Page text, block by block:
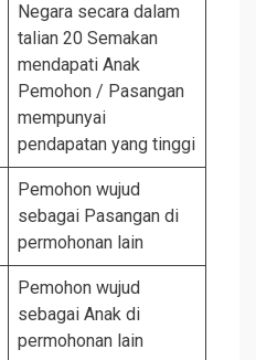
Negara secara dalam
talian 20 Semakan
mendapati Anak
Pemohon / Pasangan
mempunyai
pendapatan yang tinggi
Pemohon wujud
sebagai Pasangan di
permohonan lain
Pemohon wujud
sebagai Anak di
permohonan lain